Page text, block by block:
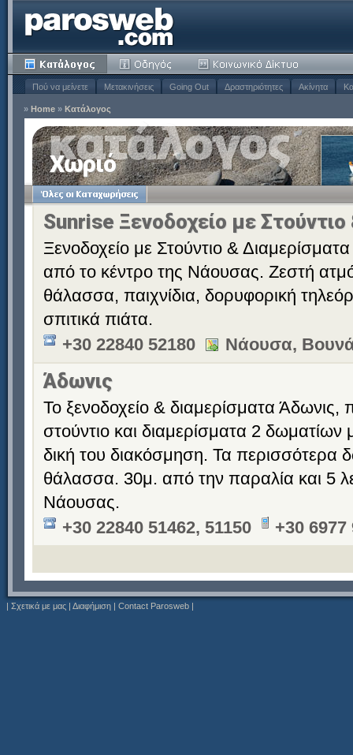
Πού να μείνετε Μετακινήσεις Going Out Δραστηριότητες Ακίνητα
» Home » Κατάλογος
Χωριό
Sunrise Ξενοδοχείο με
Ξενοδοχείο με Στούντιο &
από το κέντρο της Νάουσας. Ζεστή
θάλασσα, παιχνίδια, δορυφορική
σπιτικά πιάτα.
+30 22840 52180
Νάουσα,
Άδωνις
Το ξενοδοχείο & διαμερίσματα
στούντιο και διαμερίσματα 2 δωματίων
δική του διακόσμηση. Τα περισσότερα
θάλασσα. 30μ. από την παραλία και 5
Νάουσας.
+30 22840 51462, 51150
+30 6977
| Σχετικά με μας | Διαφήμιση | Contact Parosweb |